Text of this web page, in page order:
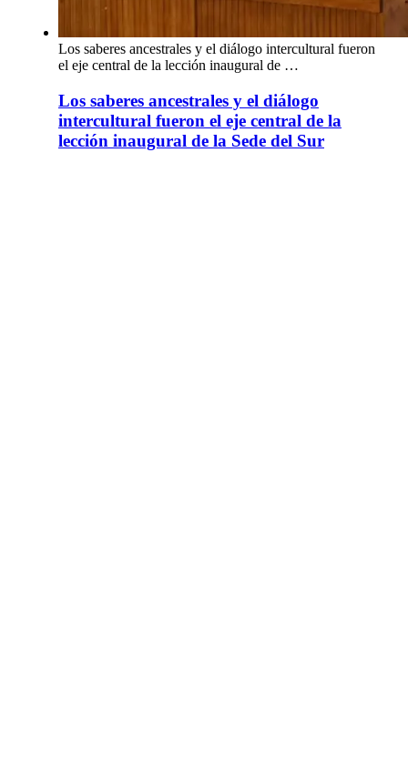
Los saberes ancestrales y el diálogo intercultural fueron
el eje central de la lección inaugural de …
Los saberes ancestrales y el diálogo
intercultural fueron el eje central de la
lección inaugural de la Sede del Sur